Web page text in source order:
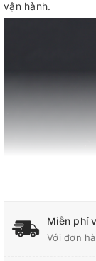
vận hành.
Thông số kỹ thuật
Miễn phí
Với đơn